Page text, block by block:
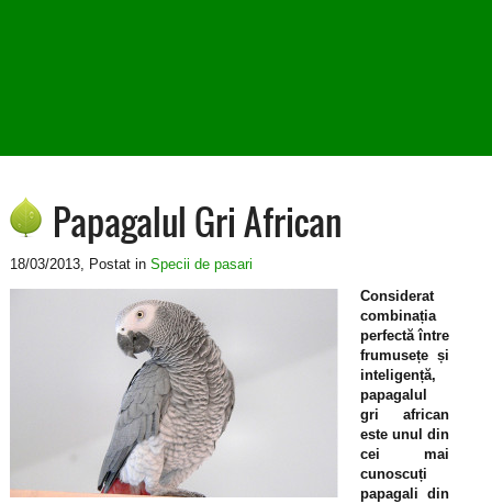
Papagalul Gri African
18/03/2013, Postat in Specii de pasari
Considerat
combinația
perfectă între
frumusețe și
inteligență,
papagalul
gri african
este unul din
cei mai
cunoscuți
papagali din